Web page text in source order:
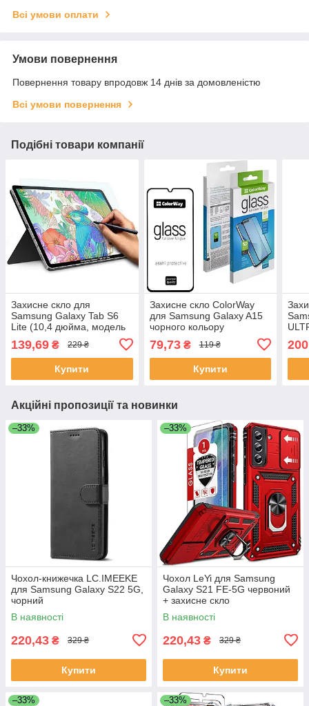
Всі умови оплати
Умови повернення
Повернення товару впродовж 14 днів за домовленістю
Всі умови повернення
Подібні товари компанії
Захисне скло для
Samsung Galaxy Tab S6
Lite (10,4 дюйма, модель
139,69 ₴ 229 ₴
Купити
Захисне скло ColorWay
для Samsung Galaxy A15
чорного кольору
79,73₴ 119 ₴
Купити
Акційні пропозиції та новинки
–33%
Чохол-книжечка LC.IMEEKE
для Samsung Galaxy S22 5G,
чорний
В наявності
220,43 ₴ 329 ₴
Купити
–33%
Чохол LeYi для Samsung
Galaxy S21 FE-5G червоний
+ захисне скло
В наявності
220,43 ₴ 329 ₴
Купити
–33% –33%